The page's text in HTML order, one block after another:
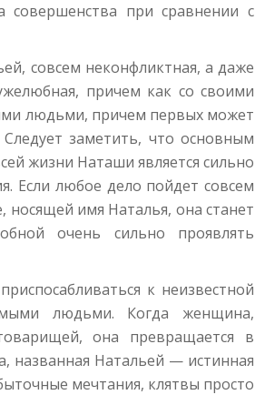
совершенства при сравнении с
совсем неконфликтная, а даже
причем как со своими
людьми, причем первых может
заметить, что основным
жизни Наташи является сильно
Если любое дело пойдет совсем
носящей имя Наталья, она станет
очень сильно проявлять
к неизвестной
людьми. Когда женщина,
она превращается в
названная Натальей — истинная
мечтания, клятвы просто